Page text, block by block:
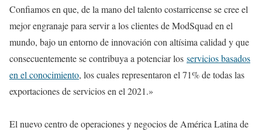
Confiamos en que, de la mano del talento costarricense se cree el
mejor engranaje para servir a los clientes de ModSquad en el
mundo, bajo un entorno de innovación con altísima calidad y que
consecuentemente se contribuya a potenciar los servicios basados
en el conocimiento, los cuales representaron el 71% de todas las
exportaciones de servicios en el 2021.»
El nuevo centro de operaciones y negocios de América Latina de